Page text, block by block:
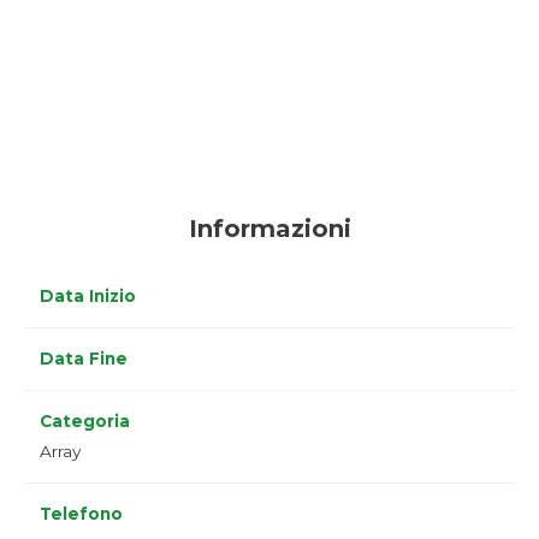
Informazioni
Data Inizio
Data Fine
Categoria
Array
Telefono